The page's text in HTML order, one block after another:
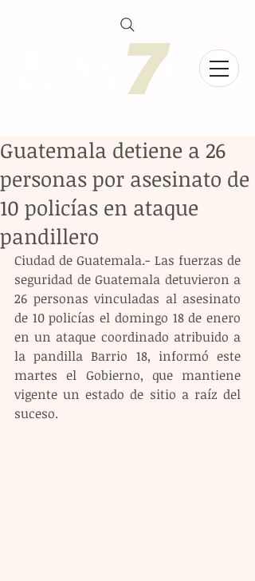
Guatemala detiene a 26
personas por asesinato de
10 policías en ataque
pandillero
Ciudad de Guatemala.- Las fuerzas de
seguridad de Guatemala detuvieron a
26 personas vinculadas al asesinato
de 10 policías el domingo 18 de enero
en un ataque coordinado atribuido a
la pandilla Barrio 18, informó este
martes el Gobierno, que mantiene
vigente un estado de sitio a raíz del
suceso.